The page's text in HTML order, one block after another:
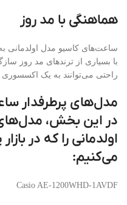
هماهنگی با مد روز
ساعت‌های کاسیو مدل اولدمانی
با بسیاری از ترندهای مد روز
راحتی می‌توانند به یک اکسسوری
مدل‌های پرطرفدار
در این بخش،
اولدمانی را که در
می‌کنیم:
Casio AE-1200WHD-1AVDF